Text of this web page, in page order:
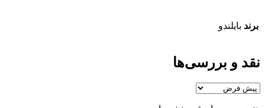
برند بایلندو
نقد و بررسی‌ها